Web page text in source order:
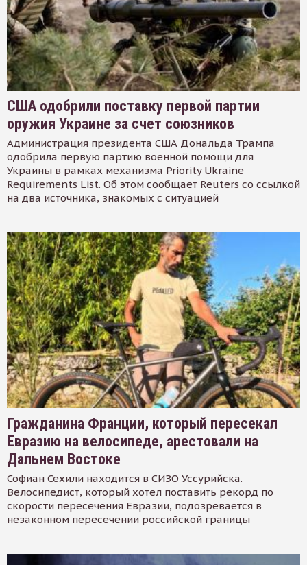
США одобрили поставку первой партии
оружия Украине за счет союзников
Администрация президента США Дональда Трампа
одобрила первую партию военной помощи для
Украины в рамках механизма Priority Ukraine
Requirements List. Об этом сообщает Reuters со ссылкой
на два источника, знакомых с ситуацией
Гражданина Франции, который пересекал
Евразию на велосипеде, арестовали на
Дальнем Востоке
Софиан Сехили находится в СИЗО Уссурийска.
Велосипедист, который хотел поставить рекорд по
скорости пересечения Евразии, подозревается в
незаконном пересечении российской границы